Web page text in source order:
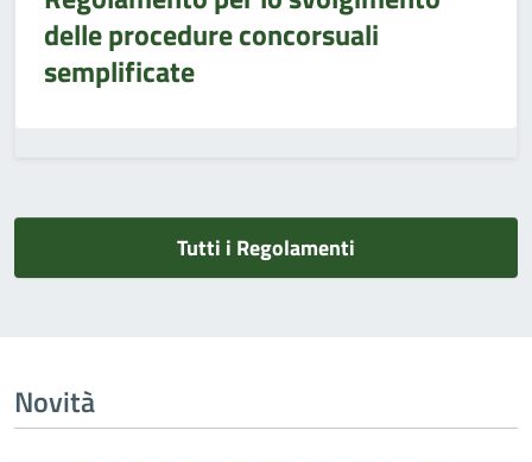
delle procedure concorsuali
semplificate
Tutti i Regolamenti
Novità